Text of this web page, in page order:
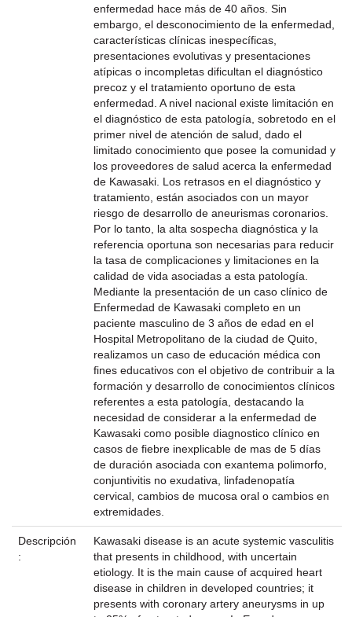
enfermedad hace más de 40 años. Sin
embargo, el desconocimiento de la enfermedad,
características clínicas inespecíficas,
presentaciones evolutivas y presentaciones
atípicas o incompletas dificultan el diagnóstico
precoz y el tratamiento oportuno de esta
enfermedad. A nivel nacional existe limitación en
el diagnóstico de esta patología, sobretodo en el
primer nivel de atención de salud, dado el
limitado conocimiento que posee la comunidad y
los proveedores de salud acerca la enfermedad
de Kawasaki. Los retrasos en el diagnóstico y
tratamiento, están asociados con un mayor
riesgo de desarrollo de aneurismas coronarios.
Por lo tanto, la alta sospecha diagnóstica y la
referencia oportuna son necesarias para reducir
la tasa de complicaciones y limitaciones en la
calidad de vida asociadas a esta patología.
Mediante la presentación de un caso clínico de
Enfermedad de Kawasaki completo en un
paciente masculino de 3 años de edad en el
Hospital Metropolitano de la ciudad de Quito,
realizamos un caso de educación médica con
fines educativos con el objetivo de contribuir a la
formación y desarrollo de conocimientos clínicos
referentes a esta patología, destacando la
necesidad de considerar a la enfermedad de
Kawasaki como posible diagnostico clínico en
casos de fiebre inexplicable de mas de 5 días
de duración asociada con exantema polimorfo,
conjuntivitis no exudativa, linfadenopatía
cervical, cambios de mucosa oral o cambios en
extremidades.
Descripción
:
Kawasaki disease is an acute systemic vasculitis
that presents in childhood, with uncertain
etiology. It is the main cause of acquired heart
disease in children in developed countries; it
presents with coronary artery aneurysms in up